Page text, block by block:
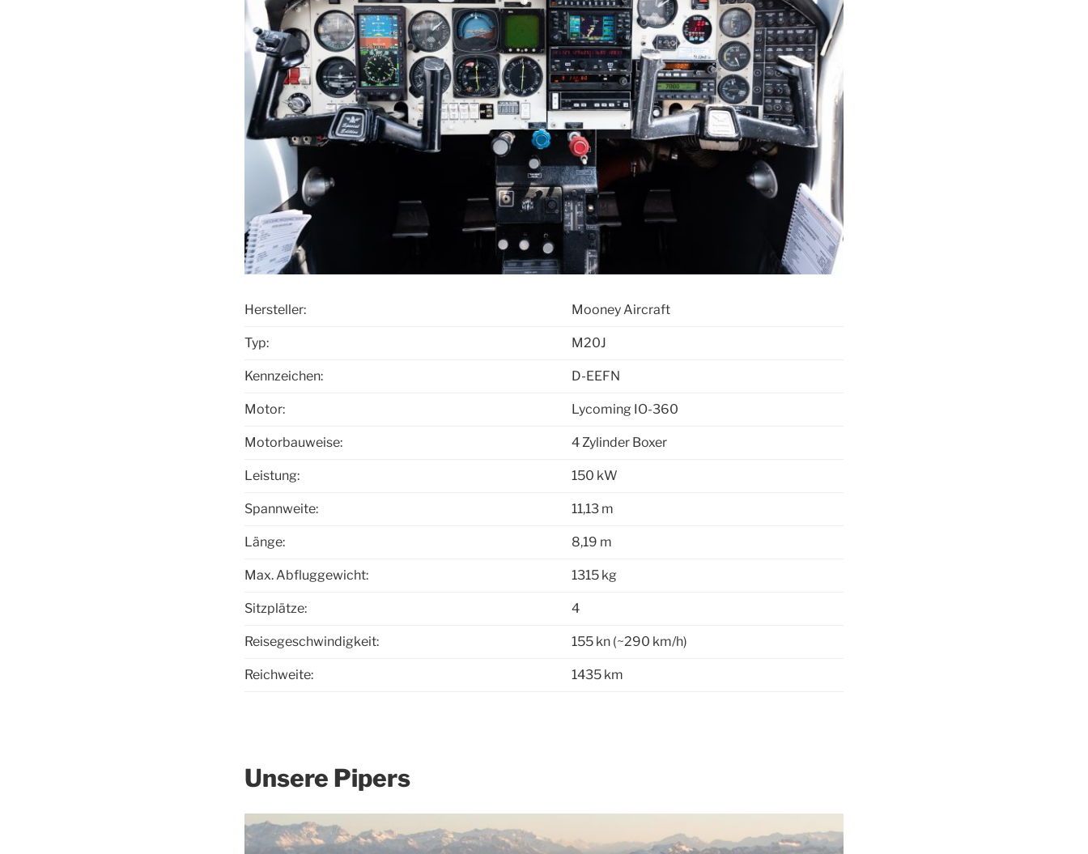
Hersteller: Mooney Aircraft
Typ: M20J
Kennzeichen: D-EEFN
Motor: Lycoming IO-360
Motorbauweise: 4 Zylinder Boxer
Leistung: 150 kW
Spannweite: 11,13 m
Länge: 8,19 m
Max. Abfluggewicht: 1315 kg
Sitzplätze: 4
Reisegeschwindigkeit: 155 kn (~290 km/h)
Reichweite: 1435 km
Unsere Pipers